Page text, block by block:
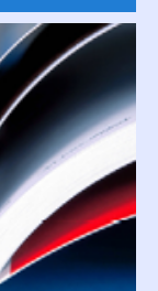
von DIN A0
weiß oder in